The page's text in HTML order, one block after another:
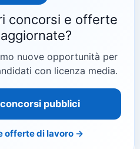
concorsi e offerte
nuove opportunità per
con licenza media.
pubblici
offerte di lavoro →